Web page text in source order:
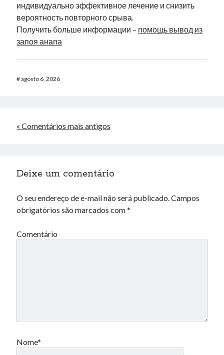
индивидуально эффективное лечение и снизить
вероятность повторного срыва.
Получить больше информации – помощь вывод из
запоя анапа
#agosto 6, 2026
« Comentários mais antigos
Deixe um comentário
O seu endereço de e-mail não será publicado.Campos
obrigatórios são marcados com*
Comentário
Nome*